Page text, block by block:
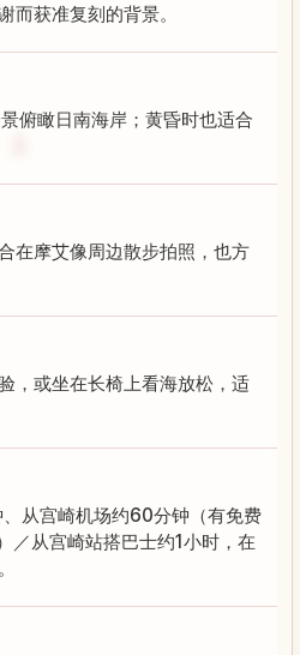
而获准复刻的背景。
俯瞰日南海岸；黄昏时也适合
在摩艾像周边散步拍照，也方
，或坐在长椅上看海放松，适
从宫崎机场约60分钟（有免费
／从宫崎站搭巴士约1小时，在